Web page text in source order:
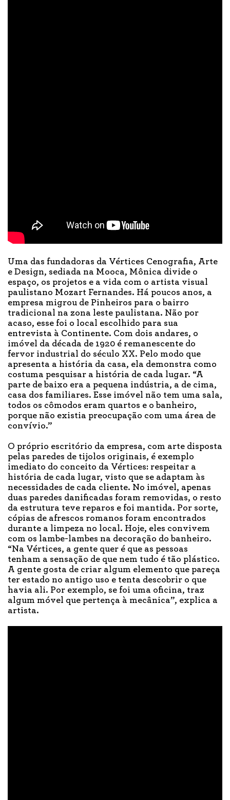
Uma das fundadoras da Vértices Cenografia, Arte
e Design, sediada na Mooca, Mônica divide o
espaço, os projetos e a vida com o artista visual
paulistano Mozart Fernandes. Há poucos anos, a
empresa migrou de Pinheiros para o bairro
tradicional na zona leste paulistana. Não por
acaso, esse foi o local escolhido para sua
entrevista à Continente. Com dois andares, o
imóvel da década de 1920 é remanescente do
fervor industrial do século XX. Pelo modo que
apresenta a história da casa, ela demonstra como
costuma pesquisar a história de cada lugar. “A
parte de baixo era a pequena indústria, a de cima,
casa dos familiares. Esse imóvel não tem uma sala,
todos os cômodos eram quartos e o banheiro,
porque não existia preocupação com uma área de
convívio.”
O próprio escritório da empresa, com arte disposta
pelas paredes de tijolos originais, é exemplo
imediato do conceito da Vértices: respeitar a
história de cada lugar, visto que se adaptam às
necessidades de cada cliente. No imóvel, apenas
duas paredes danificadas foram removidas, o resto
da estrutura teve reparos e foi mantida. Por sorte,
cópias de afrescos romanos foram encontrados
durante a limpeza no local. Hoje, eles convivem
com os lambe-lambes na decoração do banheiro.
“Na Vértices, a gente quer é que as pessoas
tenham a sensação de que nem tudo é tão plástico.
A gente gosta de criar algum elemento que pareça
ter estado no antigo uso e tenta descobrir o que
havia ali. Por exemplo, se foi uma oficina, traz
algum móvel que pertença à mecânica”, explica a
artista.